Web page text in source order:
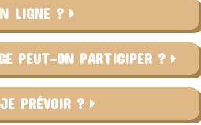
LIGNE ?
PEUT-ON PARTICIPER ?
JE PRÉVOIR ?